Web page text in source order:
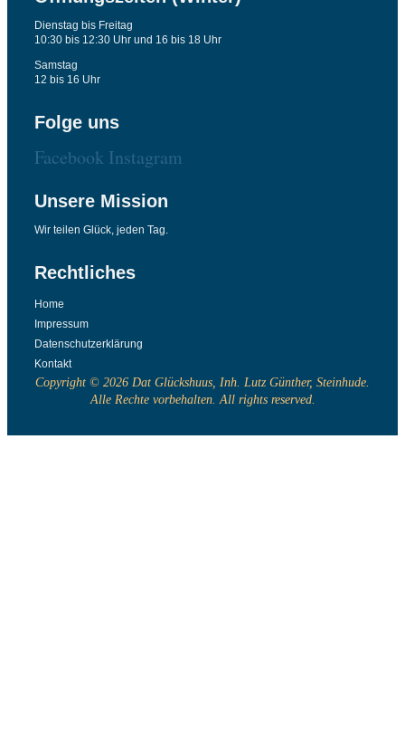
Dienstag bis Freitag
10:30 bis 12:30 Uhr und 16 bis 18 Uhr
Samstag
12 bis 16 Uhr
Folge uns
Facebook Instagram
Unsere Mission
Wir teilen Glück, jeden Tag.
Rechtliches
Home
Impressum
Datenschutzerklärung
Kontakt
Copyright © 2026 Dat Glückshuus, Inh. Lutz Günther, Steinhude.
Alle Rechte vorbehalten. All rights reserved.